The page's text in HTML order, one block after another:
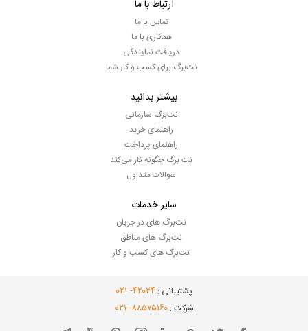
ارتباط با ما
تماس با ما
همکاری با ما
دریافت نمایندگی
نت‌برگ برای کسب و کار شما
بیشتر بدانید
نت‌برگ سازمانی
راهنمای خرید
راهنمای پرداخت
نت برگ چگونه کار می‌کند
سوالات متداول
سایر خدمات
نت‌برگ های در جریان
نت‌برگ های مناطق
نت‌برگ های کسب و کار
پشتیبانی : ۴۲۰۲۴- ۰۲۱
شرکت : ۸۸۵۷۵۱۶۰- ۰۲۱